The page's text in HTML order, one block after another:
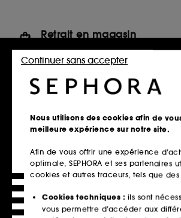
Retrait en magasin
Click & Collect en 2h offert
En savoir plus
Livraison standard offerte
à domicile dès 60€ en
métropolitaine et Monaco
Explorer l'offre
Paiements sécurisés
En savoir plus
Nous utilisons des cookies afin de
meilleure expérience sur notre site.
Afin de vous offrir une expérience
optimale, SEPHORA et ses partenaires
cookies et autres traceurs, tels que des
Cookies techniques : ils sont
vous permettre d’accéder aux
Continuer sans accepter